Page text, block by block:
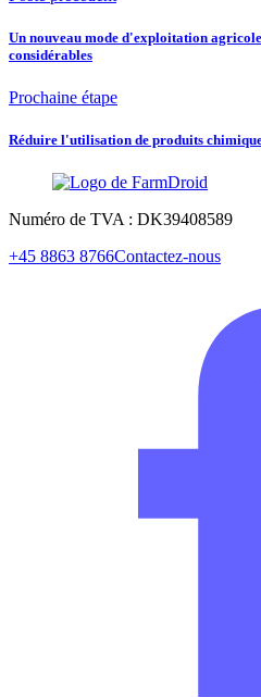
Un nouveau mode d'exploitation
considérables
Prochaine étape
Réduire l'utilisation de produits
Numéro de TVA : DK39408589
+45 8863 8766Contactez-nous